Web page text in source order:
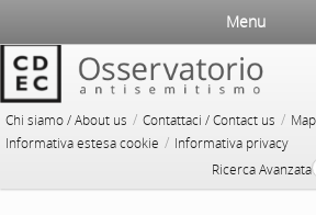
Chi siamo / About us / Contattaci / Contact us /
Informativa estesa cookie / Informativa privacy
Ricerca Avanzata
Menu